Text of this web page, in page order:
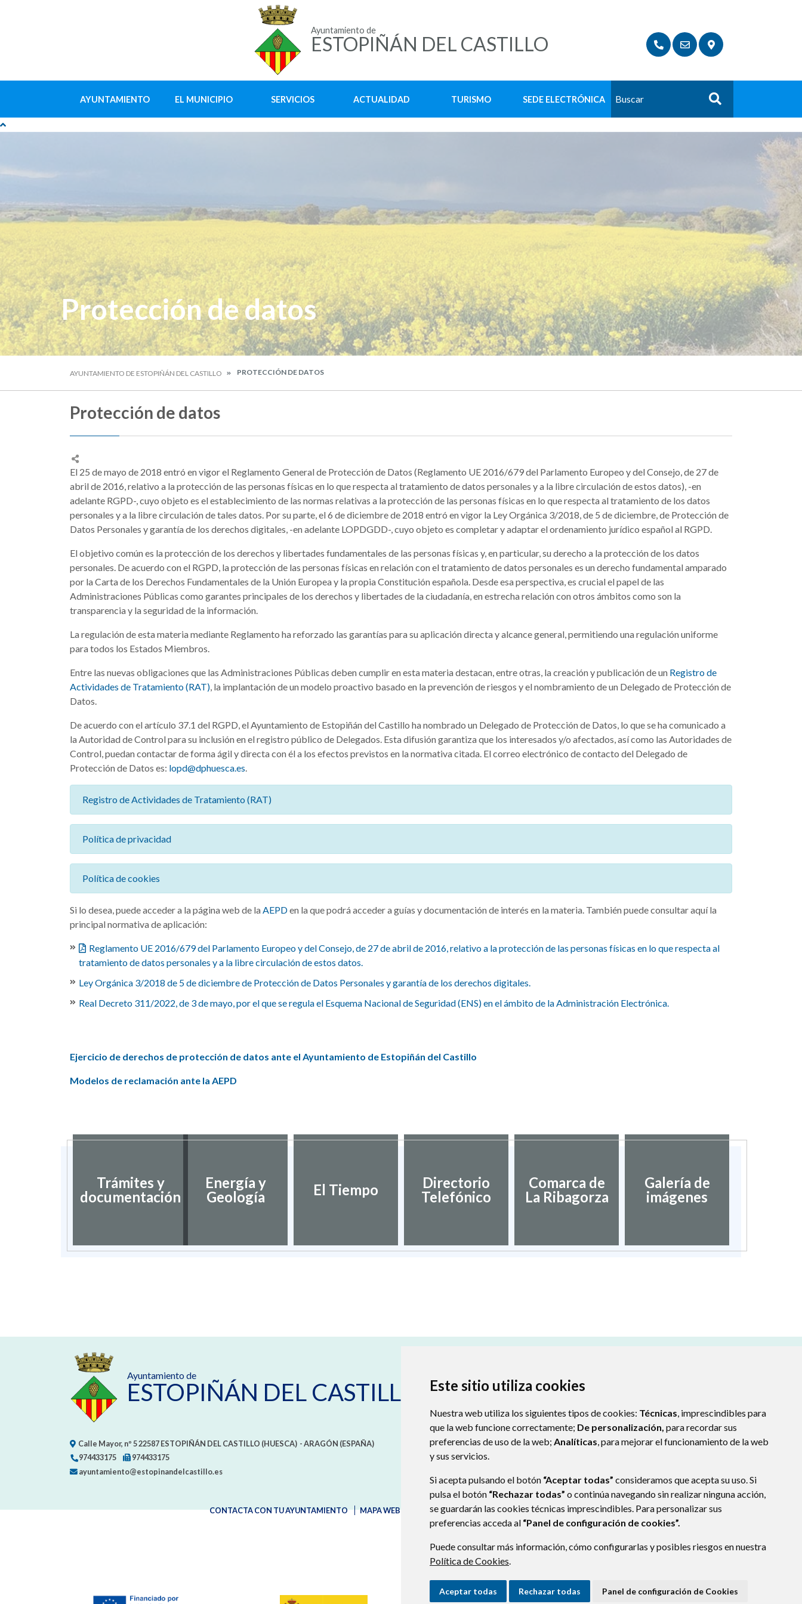
Este sitio utiliza cookies
Nuestra web utiliza los siguientes tipos de cookies: Técnicas, imprescindibles para
que la web funcione correctamente; De personalización, para recordar sus
preferencias de uso de la web; Analíticas, para mejorar el funcionamiento de la web
y sus servicios.
Si acepta pulsando el botón “Aceptar todas” consideramos que acepta su uso. Si
pulsa el botón “Rechazar todas” o continúa navegando sin realizar ninguna acción,
se guardarán las cookies técnicas imprescindibles. Para personalizar sus
preferencias acceda al “Panel de configuración de cookies”.
Puede consultar más información, cómo configurarlas y posibles riesgos en nuestra
Política de Cookies.
Aceptar todas Rechazar todas Panel de configuración de Cookies
Ayuntamiento de
ESTOPIÑÁN DEL CASTILLO
AYUNTAMIENTO EL MUNICIPIO SERVICIOS ACTUALIDAD TURISMO SEDE ELECTRÓNICA Buscar
Protección de datos
AYUNTAMIENTO DE ESTOPIÑÁN DEL CASTILLO PROTECCIÓN DE DATOS
Protección de datos
El 25 de mayo de 2018 entró en vigor el Reglamento General de Protección de Datos (Reglamento UE 2016/679 del Parlamento Europeo y del Consejo, de 27 de
abril de 2016, relativo a la protección de las personas físicas en lo que respecta al tratamiento de datos personales y a la libre circulación de estos datos), -en
adelante RGPD-, cuyo objeto es el establecimiento de las normas relativas a la protección de las personas físicas en lo que respecta al tratamiento de los datos
personales y a la libre circulación de tales datos. Por su parte, el 6 de diciembre de 2018 entró en vigor la Ley Orgánica 3/2018, de 5 de diciembre, de Protección de
Datos Personales y garantía de los derechos digitales, -en adelante LOPDGDD-, cuyo objeto es completar y adaptar el ordenamiento jurídico español al RGPD.
El objetivo común es la protección de los derechos y libertades fundamentales de las personas físicas y, en particular, su derecho a la protección de los datos
personales. De acuerdo con el RGPD, la protección de las personas físicas en relación con el tratamiento de datos personales es un derecho fundamental amparado
por la Carta de los Derechos Fundamentales de la Unión Europea y la propia Constitución española. Desde esa perspectiva, es crucial el papel de las
Administraciones Públicas como garantes principales de los derechos y libertades de la ciudadanía, en estrecha relación con otros ámbitos como son la
transparencia y la seguridad de la información.
La regulación de esta materia mediante Reglamento ha reforzado las garantías para su aplicación directa y alcance general, permitiendo una regulación uniforme
para todos los Estados Miembros.
Entre las nuevas obligaciones que las Administraciones Públicas deben cumplir en esta materia destacan, entre otras, la creación y publicación de un Registro de
Actividades de Tratamiento (RAT), la implantación de un modelo proactivo basado en la prevención de riesgos y el nombramiento de un Delegado de Protección de
Datos.
De acuerdo con el artículo 37.1 del RGPD, el Ayuntamiento de Estopiñán del Castillo ha nombrado un Delegado de Protección de Datos, lo que se ha comunicado a
la Autoridad de Control para su inclusión en el registro público de Delegados. Esta difusión garantiza que los interesados y/o afectados, así como las Autoridades de
Control, puedan contactar de forma ágil y directa con él a los efectos previstos en la normativa citada. El correo electrónico de contacto del Delegado de
Protección de Datos es: lopd@dphuesca.es.
Registro de Actividades de Tratamiento (RAT)
Política de privacidad
Política de cookies
Si lo desea, puede acceder a la página web de la AEPDen la que podrá acceder a guías y documentación de interés en la materia. También puede consultar aquí la
principal normativa de aplicación:
Reglamento UE 2016/679 del Parlamento Europeo y del Consejo, de 27 de abril de 2016, relativo a la protección de las personas físicas en lo que respecta al
tratamiento de datos personales y a la libre circulación de estos datos.
Ley Orgánica 3/2018 de 5 de diciembre de Protección de Datos Personales y garantía de los derechos digitales.
Real Decreto 311/2022, de 3 de mayo, por el que se regula el Esquema Nacional de Seguridad (ENS) en el ámbito de la Administración Electrónica.
Ejercicio de derechos de protección de datos ante el Ayuntamiento de Estopiñán del Castillo
Modelos de reclamación ante la AEPD
Trámites y
documentación
Energía y
Geología
El Tiempo
Directorio
Telefónico
Comarca de
La Ribagorza
Galería de
imágenes
Ayuntamiento de
ESTOPIÑÁN DEL CASTILLO
Calle Mayor, nº 522587ESTOPIÑÁN DEL CASTILLO (HUESCA) - ARAGÓN (ESPAÑA)
974433175
974433175
ayuntamiento@estopinandelcastillo.es
CONTACTA CON TU AYUNTAMIENTO MAPA WEB AVISO LEGAL PROTECCIÓN DE DATOS ACCESIBILIDAD POLÍTICA DE COOKIES